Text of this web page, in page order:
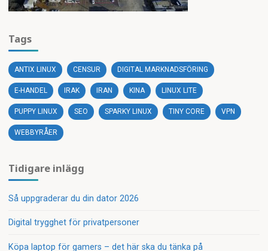
Tags
ANTIX LINUX CENSUR DIGITAL MARKNADSFÖRING
E-HANDEL IRAK IRAN KINA LINUX LITE
PUPPY LINUX SEO SPARKY LINUX TINY CORE VPN
WEBBYRÅER
Tidigare inlägg
Så uppgraderar du din dator 2026
Digital trygghet för privatpersoner
Köpa laptop för gamers – det här ska du tänka på